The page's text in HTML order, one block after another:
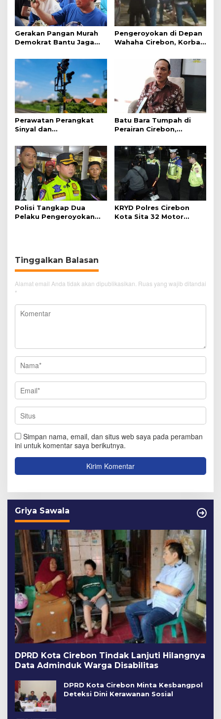
Gerakan Pangan Murah
Demokrat Bantu Jaga
Pengeroyokan di Depan
Wahaha Cirebon, Korban
Perawatan Perangkat
Sinyal dan
Perjalanan Kereta Api
Batu Bara Tumpah di
Perairan Cirebon,
Hijau
Polisi Tangkap Dua
Pelaku Pengeroyokan
KRYD Polres Cirebon
Kota Sita 32 Motor
Tinggalkan Balasan
Alamat email Anda tidak akan dipublikasikan. Ruas yang wajib ditandai
*
Simpan nama, email, dan situs web saya pada peramban
ini untuk komentar saya berikutnya.
Griya Sawala
DPRD Kota Cirebon Tindak Lanjuti Hilangnya
Data Adminduk Warga Disabilitas
DPRD Kota Cirebon Minta Kesbangpol
Deteksi Dini Kerawanan Sosial